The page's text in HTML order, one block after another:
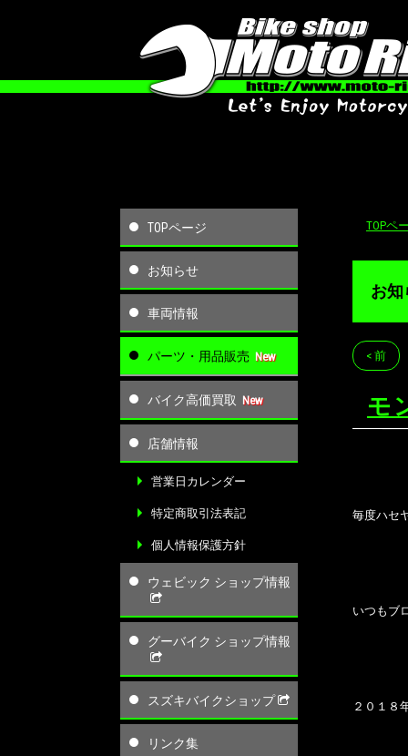
TOPページ
お知らせ
車両情報
パーツ・用品販売
バイク高価買取
店舗情報
営業日カレンダー
特定商取引法表記
個人情報保護方針
ウェビック ショップ情報
グーバイク ショップ情報
スズキバイクショップ
リンク集
TOPペ
お知
< 前
モ
毎度ハセ
いつもブ
２０１８